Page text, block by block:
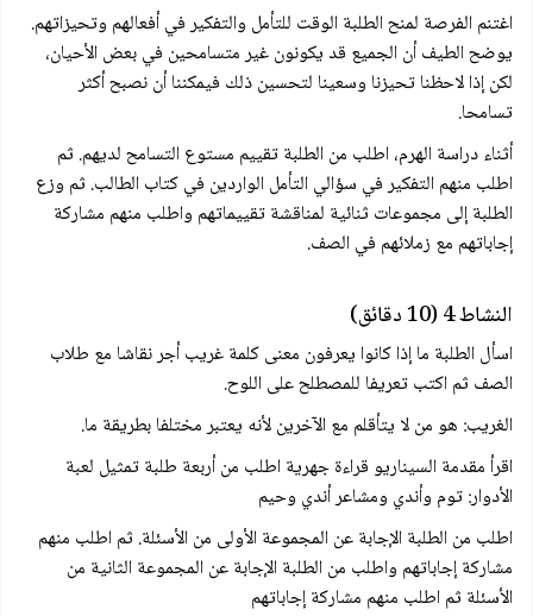
اغتنم الفرصة لمنح الطلبة الوقت للتأمل والتفكير في أفعالهم وتحيزاتهم.
يوضح الطيف أن الجميع قد يكونون غير متسامحين في بعض الأحيان،
لكن إذا لاحظنا تحيزنا وسعينا لتحسين ذلك فيمكننا أن نصبح أكثر
تسامحا.
أثناء دراسة الهرم، اطلب من الطلبة تقييم مستوع التسامح لديهم. ثم
اطلب منهم التفكير في سؤالي التأمل الواردين في كتاب الطالب. ثم وزع
الطلبة إلى مجموعات ثنائية لمناقشة تقييماتهم واطلب منهم مشاركة
إجاباتهم مع زملائهم في الصف.
النشاط 4 (10 دقائق)
اسأل الطلبة ما إذا كانوا يعرفون معنى كلمة غريب أجر نقاشا مع طلاب
الصف ثم اكتب تعريفا للمصطلح على اللوح.
الغريب: هو من لا يتأقلم مع الآخرين لأنه يعتبر مختلفا بطريقة ما.
اقرأ مقدمة السيناريو قراءة جهرية اطلب من أربعة طلبة تمثيل لعبة
الأدوار: توم وأندي ومشاعر أندي وحيم
اطلب من الطلبة الإجابة عن المجموعة الأولى من الأسئلة. ثم اطلب منهم
مشاركة إجاباتهم واطلب من الطلبة الإجابة عن المجموعة الثانية من
الأسئلة ثم اطلب منهم مشاركة إجاباتهم